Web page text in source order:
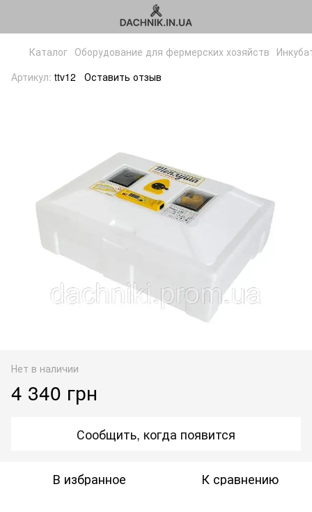
Каталог Оборудование для фермерских хозяйств
Артикул: ttv12 Оставить отзыв
Нет в наличии
4 340 грн
Сообщить, когда появится
В избранное К сравнению